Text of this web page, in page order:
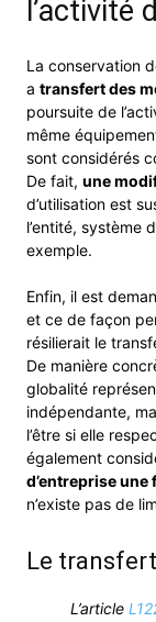
l’activité
La conservation
a transfert des
poursuite de
même
sont considérés
De fait, une
d’utilisation est
l’entité, système
exemple.
Enfin, il est
et ce de façon
résilierait le
De manière
globalité
indépendante,
l’être si elle
également
d’entreprise une
n’existe pas de
Le
L’article